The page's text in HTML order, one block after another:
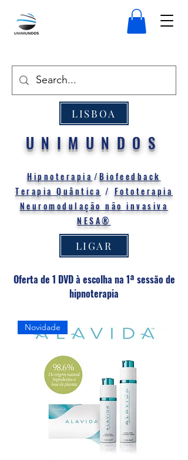
LISBOA
UNIMUNDOS
Hipnoterapia /Biofeedback
Terapia Quântica / Fototerapia
Neuromodulação não invasiva
NESA®
LIGAR
Oferta de 1 DVD à escolha na 1ª sessão de
hipnoterapia
Novidade